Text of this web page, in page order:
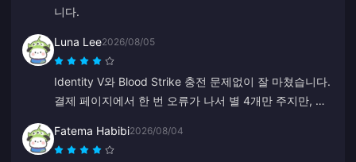
니다.
Luna Lee2026/08/05
Identity V와 Blood Strike 충전 문제없이 잘 마쳤습니다.
결제 페이지에서 한 번 오류가 나서 별 4개만 주지만, 고
렴하고 게임 종류도 다양해서 좋네요!
Fatema Habibi2026/08/04